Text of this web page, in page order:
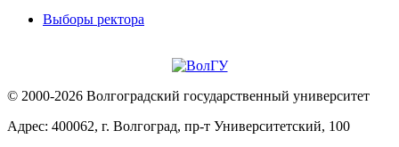
Выборы ректора
© 2000-2026 Волгоградский государственный университет
Адрес: 400062, г. Волгоград, пр-т Университетский, 100